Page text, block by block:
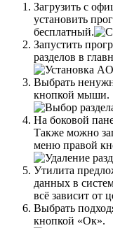
Загрузить с
установить
бесплатный.
Запустить
разделов в
Выбрать
кнопкой мыши.
На боковой
Также можно
меню правой
Утилита
данных в
всё зависит от
Выбрать
кнопкой «Ок».